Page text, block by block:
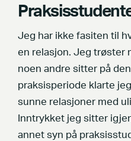
Jeg har ikke fasiten til
en relasjon. Jeg trøster
noen andre sitter på
praksisperiode klarte
sunne relasjoner med
Inntrykket jeg sitter
annet syn på